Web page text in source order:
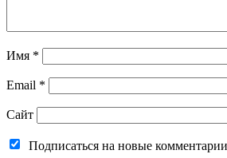
Имя *
Email *
Сайт
Подписаться на новые